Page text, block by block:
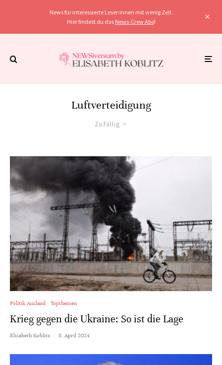
News für interessierte Leser:innen mit wenig Zeit.
Hier findest du das News-Crew Abo!
Luftverteidigung
Zufällig
Politik Ausland Topthemen
Krieg gegen die Ukraine: So ist die Lage
Elisabeth Koblitz · 8. April 2024